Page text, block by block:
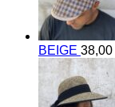
BEIGE 38,00